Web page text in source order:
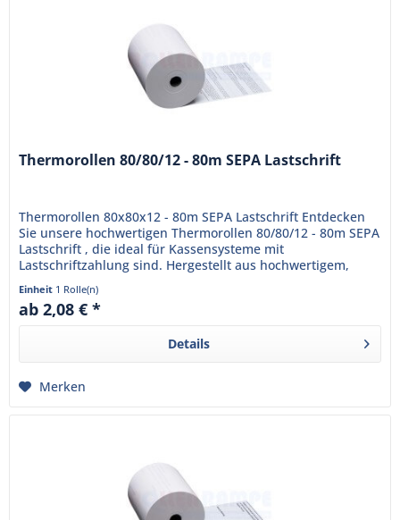
Thermorollen 80/80/12 - 80m SEPA Lastschrift
Thermorollen 80x80x12 - 80m SEPA Lastschrift Entdecken
Sie unsere hochwertigen Thermorollen 80/80/12 - 80m SEPA
Lastschrift , die ideal für Kassensysteme mit
Lastschriftzahlung sind. Hergestellt aus hochwertigem,
Einheit 1 Rolle(n)
ab 2,08 € *
Details
Merken